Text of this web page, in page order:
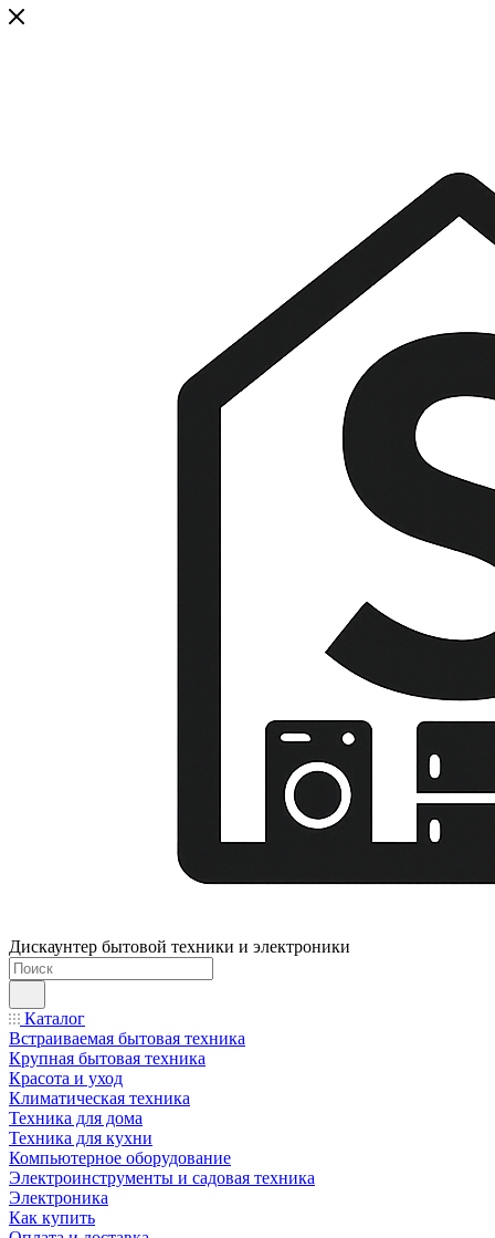
Дискаунтер бытовой техники и электроники
Каталог
Встраиваемая бытовая техника
Крупная бытовая техника
Красота и уход
Климатическая техника
Техника для дома
Техника для кухни
Компьютерное оборудование
Электроинструменты и садовая техника
Электроника
Как купить